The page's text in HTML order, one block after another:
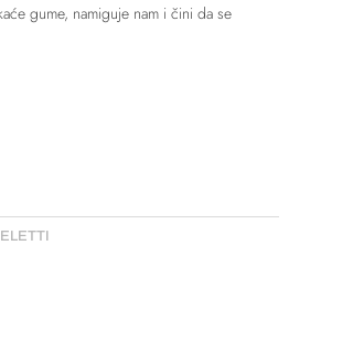
gume, namiguje nam i čini da se